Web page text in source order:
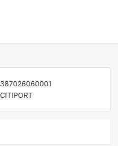
387026060001
CITIPORT